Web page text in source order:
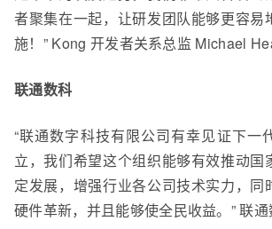
者聚集在一起，让研发团队能够更容易
施！” Kong 开发者关系总监 Michael
联通数科
“联通数字科技有限公司有幸见证下一
立，我们希望这个组织能够有效推动国
定发展，增强行业各公司技术实力，同
硬件革新，并且能够使全民收益。” 联通